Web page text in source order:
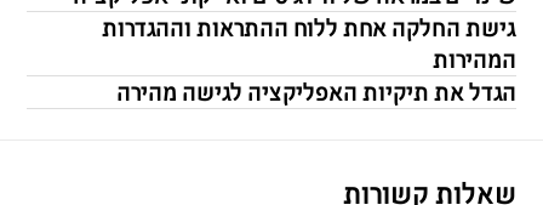
גישת החלקה אחת ללוח ההתראות וההגדרות
המהירות
הגדל את תיקיות האפליקציה לגישה מהירה
שאלות קשורות